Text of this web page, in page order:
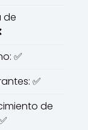
de
✅
✅
de